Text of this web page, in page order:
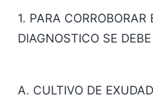
1. PARA CORROBORAR
DIAGNOSTICO SE
A. CULTIVO DE